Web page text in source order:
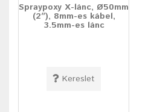
Spraypoxy X-lánc, Ø50mm
(2″), 8mm-es kábel,
3.5mm-es lánc
Kereslet